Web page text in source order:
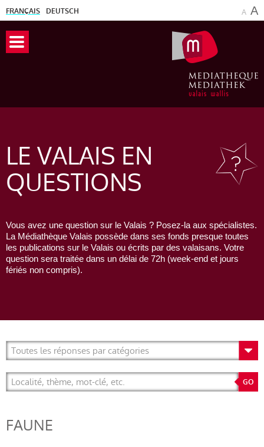
FRANÇAIS DEUTSCH A A
LE VALAIS EN
QUESTIONS
Vous avez une question sur le Valais ? Posez-la aux spécialistes.
La Médiathèque Valais possède dans ses fonds presque toutes
les publications sur le Valais ou écrits par des valaisans. Votre
question sera traitée dans un délai de 72h (week-end et jours
fériés non compris).
FAUNE